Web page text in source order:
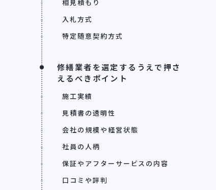
相見積もり
入札方式
特定随意契約方式
修繕業者を選定するうえで押さ
えるべきポイント
施工実績
見積書の透明性
会社の規模や経営状態
社員の人柄
保証やアフターサービスの内容
口コミや評判